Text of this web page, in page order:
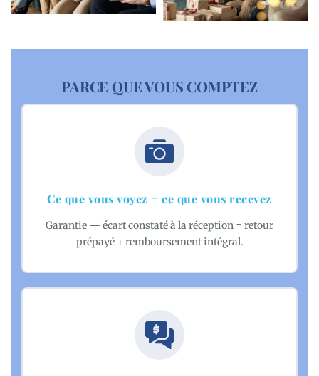
PARCE QUE VOUS COMPTEZ
Ce que vous voyez = ce que vous recevez
Garantie — écart constaté à la réception = retour
prépayé + remboursement intégral.